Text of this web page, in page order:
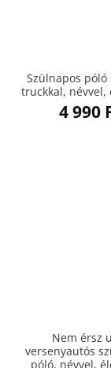
Szülnapos
truckkal, névvel,
4 990
Nem érsz
versenyautós
póló, névvel,